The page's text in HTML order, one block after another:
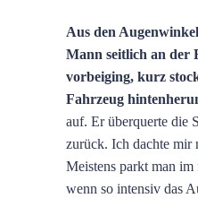
Aus den
Mann seitlich an der
vorbeiging, kurz
Fahrzeug
auf. Er überquerte die
zurück. Ich dachte mir
Meistens parkt man
wenn so intensiv das